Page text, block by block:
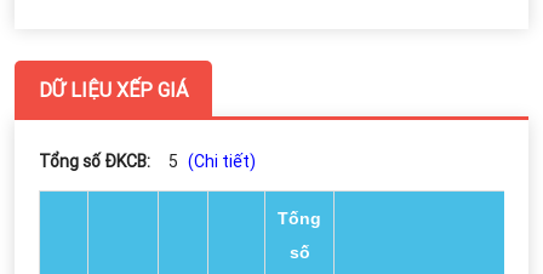
DỮ LIỆU XẾP GIÁ
Tổng số ĐKCB: 5 (Chi tiết)
Tống
số